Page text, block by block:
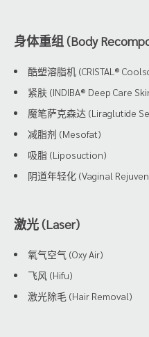
身体重组 (Body
酷塑溶脂机 (CRISTAL®
紧肤 (INDIBA® Deep Care
魔笔萨克森达 (Liraglutide
减脂剂 (Mesofat)
吸脂 (Liposuction)
阴道年轻化 (Vaginal
激光 (Laser)
氧气空气 (Oxy Air)
飞风 (Hifu)
激光除毛 (Hair Removal)